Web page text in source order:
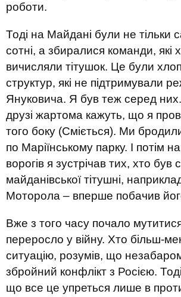
роботи.
Тоді на Майдані були не тільки
сотні, а збиралися команди, які
вичисляли тітушок. Це були
структур, які не підтримували
Януковича. Я був теж серед них.
друзі жартома кажуть, що я
того боку (Сміється). Ми
по Маріїнському парку. І потім
ворогів я зустрічав тих, хто був
майданівської тітушні,
Моторола – вперше побачив
Вже з того часу почало
переросло у війну. Хто більш-
ситуацію, розумів, що
збройний конфлікт з Росією.
що все це упреться лише в